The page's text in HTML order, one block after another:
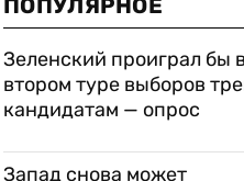
ПОПУЛЯРНОЕ
Зеленский проиграл бы
втором туре выборов
кандидатам — опрос
Запад снова может